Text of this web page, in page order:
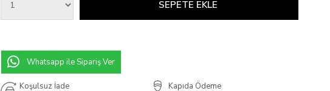
Whatsapp ile Sipariş Ver
Koşulsuz İade
Kapıda Ödeme